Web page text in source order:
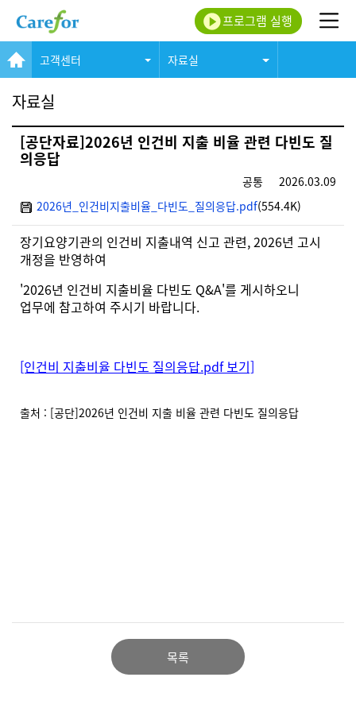
프로그램 실행
고객센터 자료실
자료실
[공단자료]2026년 인건비 지출 비율 관련 다빈도 질
의응답
공통
2026.03.09
2026년_인건비지출비율_다빈도_질의응답.pdf(554.4K)
장기요양기관의 인건비 지출내역 신고 관련, 2026년 고시
개정을 반영하여
'2026년 인건비 지출비율 다빈도 Q&A'를 게시하오니
업무에 참고하여 주시기 바랍니다.
[인건비 지출비율 다빈도 질의응답.pdf 보기]
출처 : [공단]2026년 인건비 지출 비율 관련 다빈도 질의응답
목록